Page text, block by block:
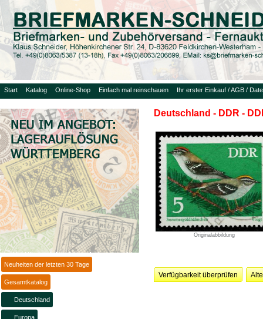
Start Katalog Online-Shop Einfach mal reinschauen Ihr erster Einkauf / AGB /
Neuheiten der letzten 30 Tage
Gesamtkatalog
Deutschland
Europa
Deutschland - DDR -
Originalabbildung
Verfügbarkeit überprüfen